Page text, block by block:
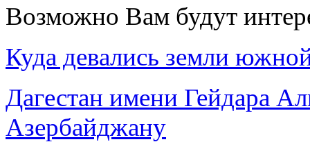
Возможно Вам будут
Куда девались земли
Дагестан имени Гейдара
Азербайджану